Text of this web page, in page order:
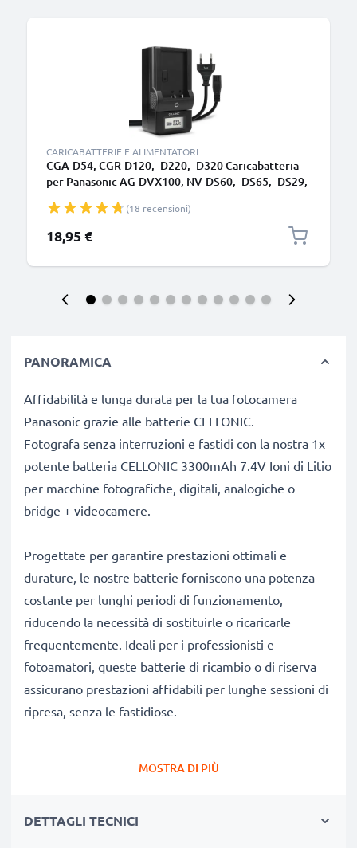
CARICABATTERIE E ALIMENTATORI
CGA-D54, CGR-D120, -D220, -D320 Caricabatteria
per Panasonic AG-DVX100, NV-DS60, -DS65, -DS29,
marca CELLONIC(18 recensioni)
18,95 €
PANORAMICA
Affidabilità e lunga durata per la tua fotocamera
Panasonic grazie alle batterie CELLONIC.
Fotografa senza interruzioni e fastidi con la nostra 1x
potente batteria CELLONIC 3300mAh 7.4V Ioni di Litio
per macchine fotografiche, digitali, analogiche o
bridge + videocamere.
Progettate per garantire prestazioni ottimali e
durature, le nostre batterie forniscono una potenza
costante per lunghi periodi di funzionamento,
riducendo la necessità di sostituirle o ricaricarle
frequentemente. Ideali per i professionisti e
fotoamatori, queste batterie di ricambio o di riserva
assicurano prestazioni affidabili per lunghe sessioni di
ripresa, senza le fastidiose.
VW-VBD25, NV-EX3 & altri modelli. Clicca su
MOSTRA DI PIÙ
DETTAGLI TECNICI